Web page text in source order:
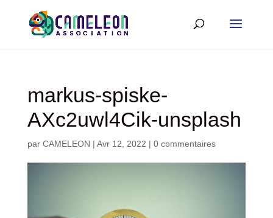
markus-spiske-
AXc2uwl4Cik-unsplash
par CAMELEON | Avr 12, 2022 | 0 commentaires